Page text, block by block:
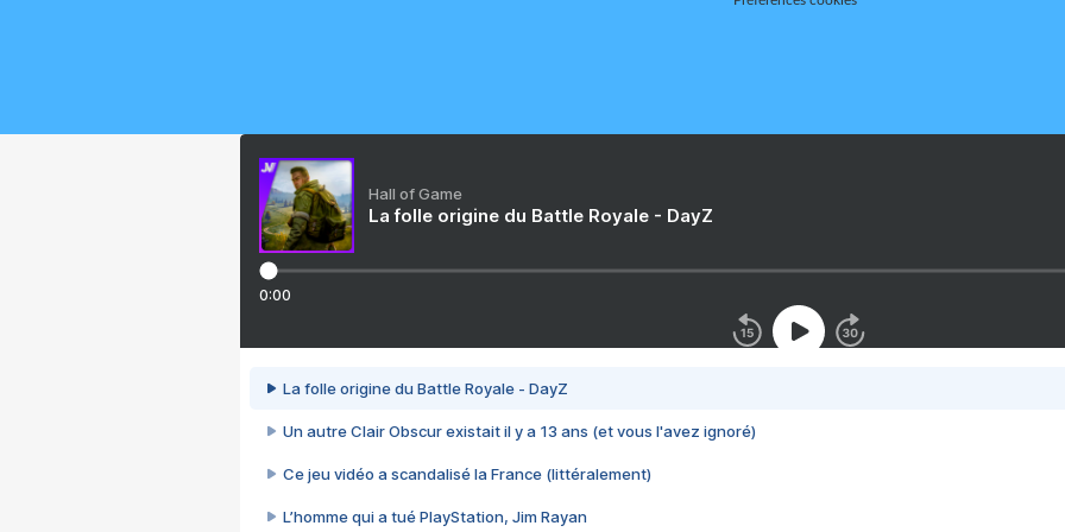
Hall of Game
La folle origine du Battle Royale - DayZ
0:00
La folle origine du Battle Royale - DayZ
Un autre Clair Obscur existait il y a 13 ans (et vous l'avez ignoré)
Ce jeu vidéo a scandalisé la France (littéralement)
L’homme qui a tué PlayStation, Jim Rayan